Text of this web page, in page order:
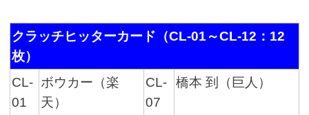
クラッチヒッターカード（CL-01～CL-12：12
枚）
CL-
01
ボウカー（楽
天）
CL-
07
橋本 到（巨人）